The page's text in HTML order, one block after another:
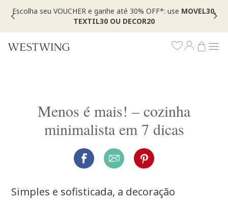
Escolha seu VOUCHER e ganhe até 30% OFF*: use MOVEL30,
TEXTIL30 OU DECOR20
Menos é mais! – cozinha
minimalista em 7 dicas
Simples e sofisticada, a decoração